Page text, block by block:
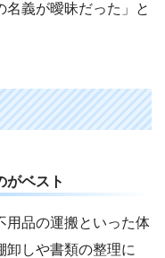
名義が曖昧だった」と
がベスト
用品の運搬といった体
卸しや書類の整理に